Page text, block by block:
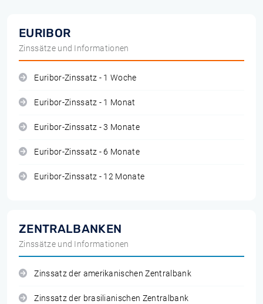
EURIBOR
Zinssätze und Informationen
Euribor-Zinssatz - 1 Woche
Euribor-Zinssatz - 1 Monat
Euribor-Zinssatz - 3 Monate
Euribor-Zinssatz - 6 Monate
Euribor-Zinssatz - 12 Monate
ZENTRALBANKEN
Zinssätze und Informationen
Zinssatz der amerikanischen Zentralbank
Zinssatz der brasilianischen Zentralbank